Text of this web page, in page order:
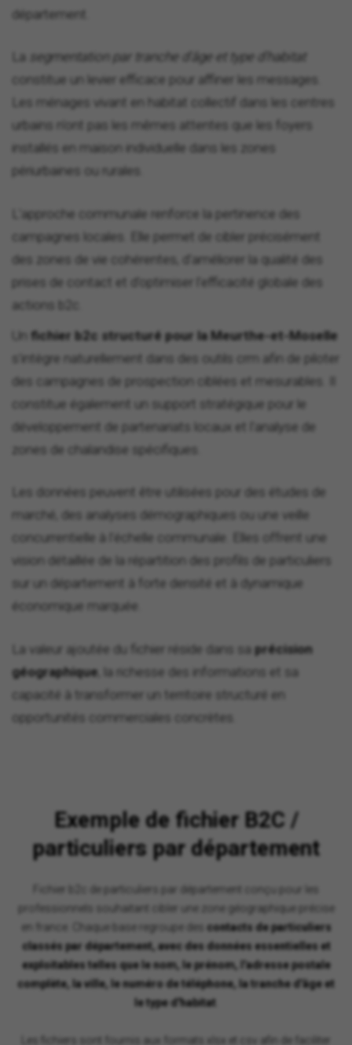
département.
La segmentation par tranche d'âge et type d'habitat
constitue un levier efficace pour affiner les messages.
Les ménages vivant en habitat collectif dans les centres
urbains n'ont pas les mêmes attentes que les foyers
installés en maison individuelle dans les zones
périurbaines ou rurales.
L'approche communale renforce la pertinence des
campagnes locales. Elle permet de cibler précisément
des zones de vie cohérentes, d'améliorer la qualité des
prises de contact et d'optimiser l'efficacité globale des
actions b2c.
Un fichier b2c structuré pour la Meurthe-et-Moselle
s'intègre naturellement dans des outils crm afin de piloter
des campagnes de prospection ciblées et mesurables. Il
constitue également un support stratégique pour le
développement de partenariats locaux et l'analyse de
zones de chalandise spécifiques.
Les données peuvent être utilisées pour des études de
marché, des analyses démographiques ou une veille
concurrentielle à l'échelle communale. Elles offrent une
vision détaillée de la répartition des profils de particuliers
sur un département à forte densité et à dynamique
économique marquée.
La valeur ajoutée du fichier réside dans sa précision
géographique , la richesse des informations et sa
capacité à transformer un territoire structuré en
opportunités commerciales concrètes.
Exemple de fichier B2C /
particuliers par département
Fichier b2c de particuliers par département conçu pour les
professionnels souhaitant cibler une zone géographique précise
en france. Chaque base regroupe des contacts de particuliers
classés par département, avec des données essentielles et
exploitables telles que le nom, le prénom, l'adresse postale
complète, la ville, le numéro de téléphone, la tranche d'âge et
le type d'habitat
Les fichiers sont fournis aux formats xlsx et csv afin de faciliter